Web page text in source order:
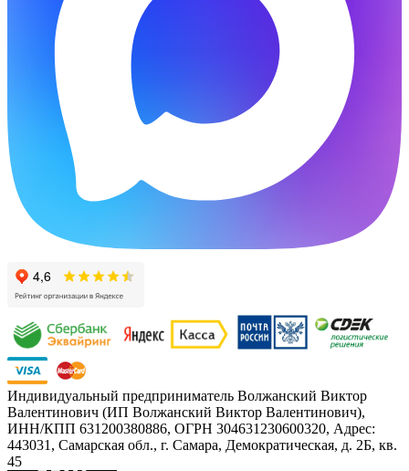
Индивидуальный предприниматель Волжанский Виктор
Валентинович (ИП Волжанский Виктор Валентинович),
ИНН/КПП 631200380886, ОГРН 304631230600320, Адрес:
443031, Самарская обл., г. Самара, Демократическая, д. 2Б, кв.
45